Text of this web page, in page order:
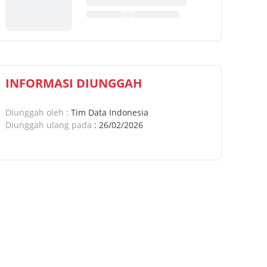
INFORMASI DIUNGGAH
Diunggah oleh : Tim Data Indonesia
Diunggah ulang pada : 26/02/2026